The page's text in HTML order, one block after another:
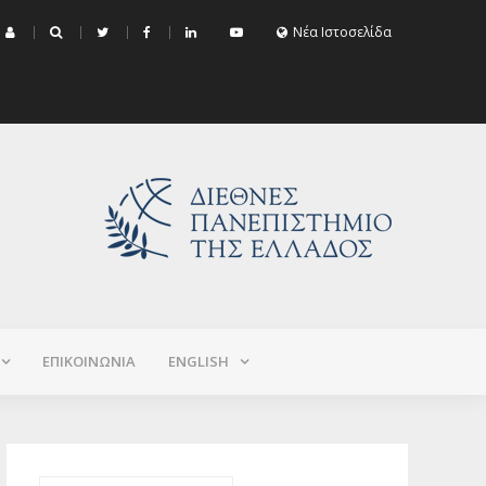
Εξεταστικής Σεπτεμβρίου 2026 (Χειμερινό+Εαρινό 2025-2026)
Νέα Ιστοσελίδα
ΕΠΙΚΟΙΝΩΝΙΑ ΕNGLISH